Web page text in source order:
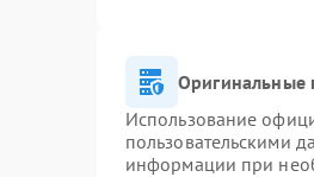
Оригинальные
Использование
пользовательскими
информации при